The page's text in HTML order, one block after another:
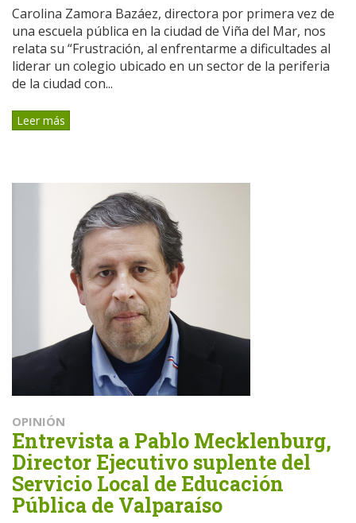
Carolina Zamora Bazáez, directora por primera vez de
una escuela pública en la ciudad de Viña del Mar, nos
relata su “Frustración, al enfrentarme a dificultades al
liderar un colegio ubicado en un sector de la periferia
de la ciudad con...
Leer más
OPINIÓN
Entrevista a Pablo Mecklenburg,
Director Ejecutivo suplente del
Servicio Local de Educación
Pública de Valparaíso